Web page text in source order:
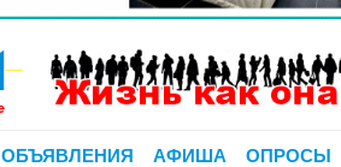
ОБЪЯВЛЕНИЯ АФИША ОПРОСЫ